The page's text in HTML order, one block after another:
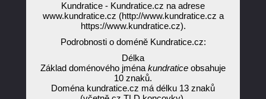
Kundratice - Kundratice.cz na adrese
www.kundratice.cz (http://www.kundratice.cz a
https://www.kundratice.cz).
Podrobnosti o doméně Kundratice.cz:
Délka
Základ doménového jména kundratice obsahuje
10 znaků.
Doména kundratice.cz má délku 13 znaků